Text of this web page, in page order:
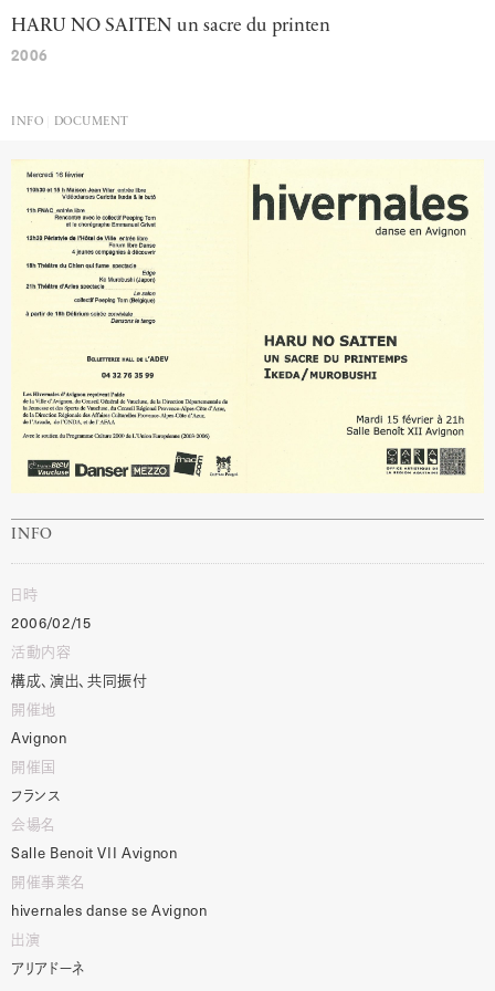
HARU NO SAITEN un sacre du printen
2006
INFO DOCUMENT
INFO
日時
2006/02/15
活動内容
構成、演出、共同振付
開催地
Avignon
開催国
フランス
会場名
Salle Benoit VII Avignon
開催事業名
hivernales danse se Avignon
出演
アリアドーネ